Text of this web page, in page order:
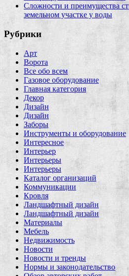
Сложности и преимущества
земельном участке у воды
Рубрики
Арт
Ворота
Все обо всем
Газовое оборудование
Главная категория
Декор
Дизайн
Дизайн
Заборы
Инструменты и оборудование
Интересное
Интерьер
Интерьеры
Интерьеры
Каталог организаций
Коммуникации
Кровля
Ландшафтный дизайн
Ландшафтный дизайн
Материалы
Мебель
Недвижимость
Новости
Новости и тренды
Нормы и законодательство